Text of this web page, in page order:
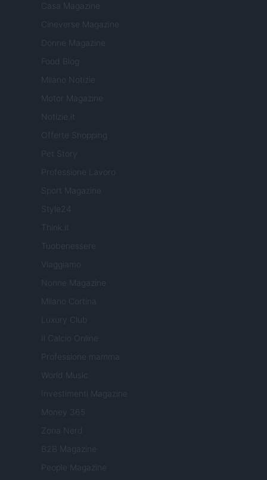
Casa Magazine
Cineverse Magazine
Donne Magazine
Food Blog
Milano Notizie
Motor Magazine
Notizie.it
Offerte Shopping
Professione Lavoro
Sport Magazine
Style24
Think.it
Tuobenessere
Viaggiamo
Nonne Magazine
Milano Cortina
Luxury Club
Il Calcio Online
Professione mamma
World Music
Investimenti Magazine
Money 365
Zona Nerd
B2B Magazine
People Magazine